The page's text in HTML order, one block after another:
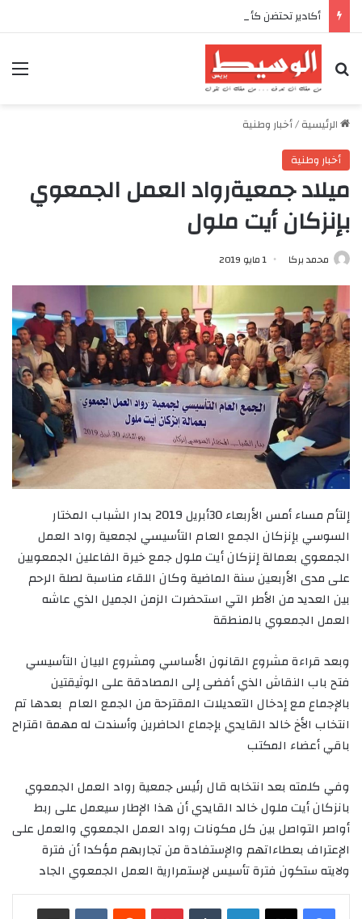
بحث عن
الرئيسية/أخبار وطنية
أخبار وطنية
ميلاد جمعيةرواد العمل الجمعوي
بإنزكان أيت ملول
محمد بركا 1 مايو 2019
إلتأم مساء أمس الأربعاء 30أبريل 2019 بدار الشباب المختار
السوسي بإنزكان الجمع العام التأسيسي لجمعية رواد العمل
الجمعوي بعمالة إنزكان أيت ملول جمع خيرة الفاعلين الجمعويين
على مدى الأربعين سنة الماضية وكان اللقاء مناسبة لصلة الرحم
بين العديد من الأطر التي استحضرت الزمن الجميل الذي عاشه
العمل الجمعوي بالمنطقة
وبعد قراءة مشروع القانون الأساسي ومشروع البيان التأسيسي
فتح باب النقاش الذي أفضى إلى المصادقة على الوثيقتين
بالإجماع مع إدخال التعديلات المقترحة من الجمع العام بعدها تم
انتخاب الأخ خالد القايدي بإجماع الحاضرين وأسندت له مهمة اقتراح
باقي أعضاء المكتب
وفي كلمته بعد انتخابه قال رئيس جمعية رواد العمل الجمعوي
بانزكان أيت ملول خالد القايدي أن هذا الإطار سيعمل على ربط
أواصر التواصل بين كل مكونات رواد العمل الجمعوي والعمل على
الإعتراف بعطاءاتهم والإستفادة من تجاربهم مؤكدا أن فترة
ولايته ستكون فترة تأسيس لإستمرارية العمل الجمعوي الجاد
لينكدإن بينتيريست